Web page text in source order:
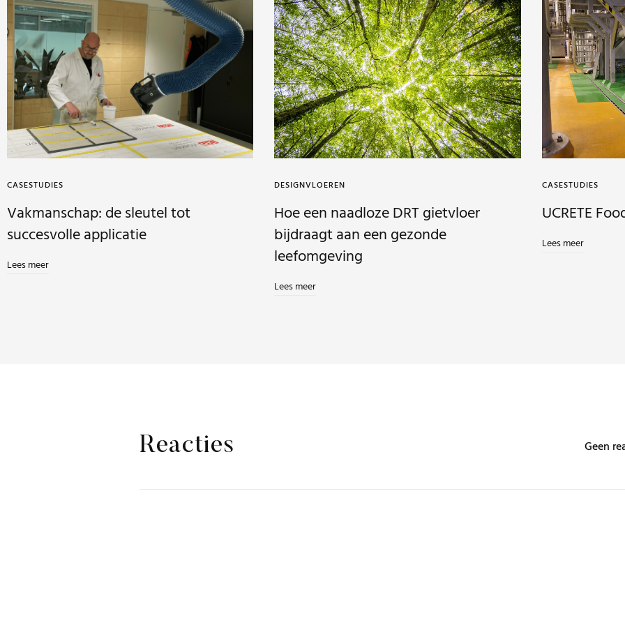
CASESTUDIES
Vakmanschap: de sleutel tot
succesvolle applicatie
Lees meer
DESIGNVLOEREN
Hoe een naadloze DRT gietvloer
bijdraagt aan een gezonde
leefomgeving
Lees meer
CASESTUDIES
UCRETE
Lees meer
Reacties Geen